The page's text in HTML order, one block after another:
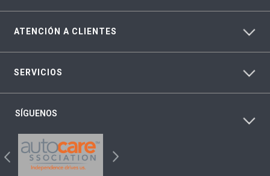
ATENCIÓN A CLIENTES
SERVICIOS
SÍGUENOS